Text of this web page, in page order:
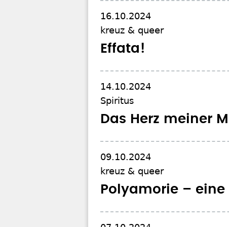
16.10.2024
kreuz & queer
Effata!
14.10.2024
Spiritus
Das Herz meiner
09.10.2024
kreuz & queer
Polyamorie –